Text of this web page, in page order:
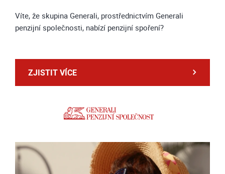
Víte, že skupina Generali, prostřednictvím Generali
penzijní společnosti, nabízí penzijní spoření?
ZJISTIT VÍCE